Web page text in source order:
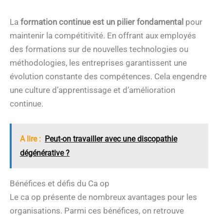
La formation continue est un pilier fondamental pour
maintenir la compétitivité. En offrant aux employés
des formations sur de nouvelles technologies ou
méthodologies, les entreprises garantissent une
évolution constante des compétences. Cela engendre
une culture d’apprentissage et d’amélioration
continue.
A lire : Peut-on travailler avec une discopathie
dégénérative ?
Bénéfices et défis du Ca op
Le ca op présente de nombreux avantages pour les
organisations. Parmi ces bénéfices, on retrouve